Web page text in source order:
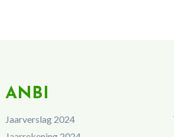
ANBI
Jaarverslag 2024